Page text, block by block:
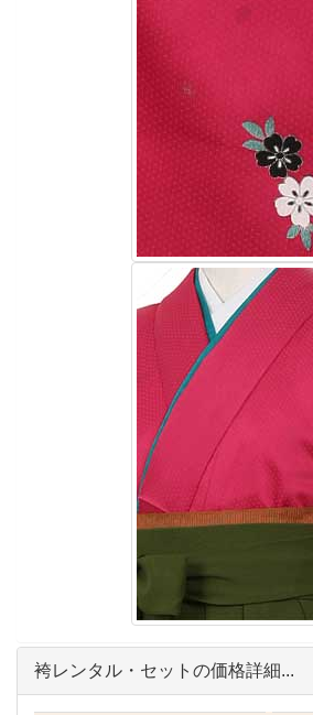
袴レンタル・セットの価格詳細...